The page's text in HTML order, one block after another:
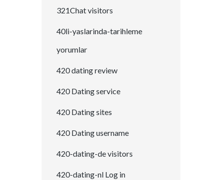
321Chat visitors
40li-yaslarinda-tarihleme
yorumlar
420 dating review
420 Dating service
420 Dating sites
420 Dating username
420-dating-de visitors
420-dating-nl Log in